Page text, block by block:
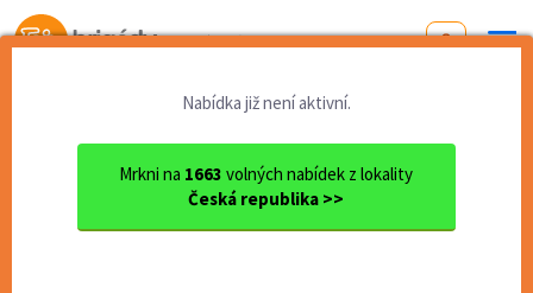
Od první brigády
Nabídka již není aktivní.
Mrkni na 1663 volných nabídek z lokality
Česká republika >>
Středočeský kraj okres Beroun
Obchodník pro firmy a školy...
Obchodník pro firmy a školy |